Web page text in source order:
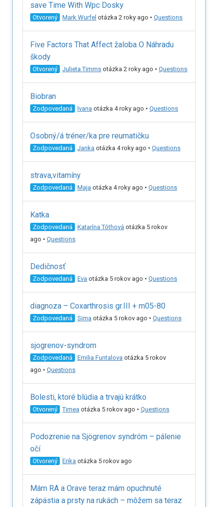
save Time With Wpc Dosky
Otvorený Mark Wurfel otázka 2 roky ago • Questions
Five Factors That Affect žaloba O Náhradu
škody
Otvorený Julieta Timms otázka 2 roky ago • Questions
Biobran
Zodpovedaná Ivana otázka 4 roky ago • Questions
Osobný/á tréner/ka pre reumatičku
Zodpovedaná Janka otázka 4 roky ago • Questions
strava,vitamíny
Zodpovedaná Maja otázka 4 roky ago • Questions
Katka
Zodpovedaná Katarína Tóthová otázka 5 rokov
ago • Questions
Dedičnosť
Zodpovedaná Eva otázka 5 rokov ago • Questions
diagnoza – Coxarthrosis gr.III + m05-80
Zodpovedaná Sima otázka 5 rokov ago • Questions
sjogrenov-syndrom
Zodpovedaná Emilia Funtalova otázka 5 rokov
ago • Questions
Bolesti, ktoré blúdia a trvajú krátko
Otvorený Timea otázka 5 rokov ago • Questions
Podozrenie na Sjögrenov syndróm – pálenie
očí
Otvorený Erika otázka 5 rokov ago
Mám RA a Orave teraz mám opuchnuté
zápästia a prsty na rukách – môžem sa teraz